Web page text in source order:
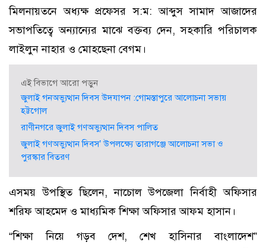
মিলনায়তনে অধ্যক্ষ প্রফেসর স:ম: আব্দুস সামাদ আজাদের
সভাপতিত্বে অন্যান্যের মাঝে বক্তব্য দেন, সহকারি পরিচালক
লাইলুন নাহার ও মোহছেনা বেগম।
এই বিভাগে আরো পড়ুন
জুলাই গনঅভ্যুত্থান দিবস উদযাপন :গোমস্তাপুরে আলোচনা সভায়
হট্টগোল
রাণীনগরে জুলাই গণঅভ্যুত্থান দিবস পালিত
জুলাই গণঅভ্যুত্থান দিবস’ উপলক্ষ্যে তারাগঞ্জে আলোচনা সভা ও
পুরস্কার বিতরণ
এসময় উপস্থিত ছিলেন, নাচোল উপজেলা নির্বাহী অফিসার
শরিফ আহমেদ ও মাধ্যমিক শিক্ষা অফিসার আফম হাসান।
“শিক্ষা নিয়ে গড়ব দেশ, শেখ হাসিনার বাংলাদেশ”